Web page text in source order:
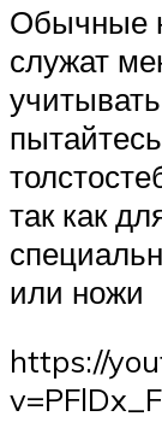
Обычные
служат
так как
или ножи
https://